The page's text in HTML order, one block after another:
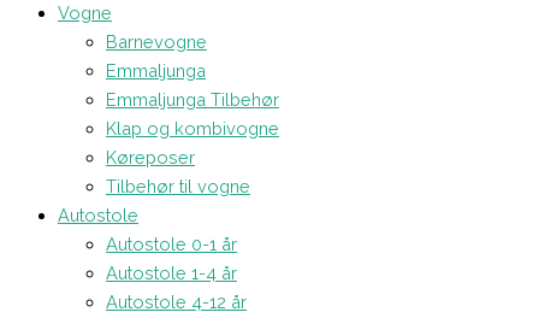
Vogne
Barnevogne
Emmaljunga
Emmaljunga Tilbehør
Klap og kombivogne
Køreposer
Tilbehør til vogne
Autostole
Autostole 0-1 år
Autostole 1-4 år
Autostole 4-12 år